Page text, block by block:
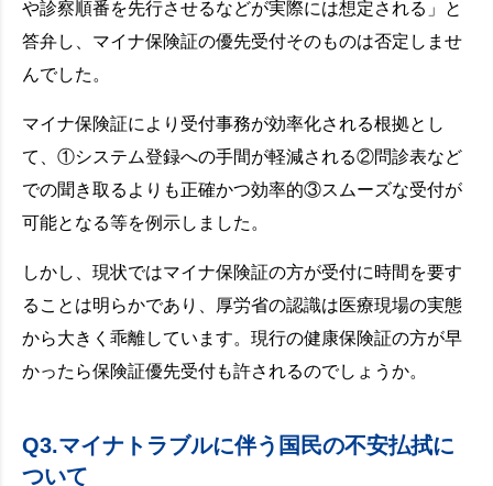
や診察順番を先行させるなどが実際には想定される」と
答弁し、マイナ保険証の優先受付そのものは否定しませ
んでした。
マイナ保険証により受付事務が効率化される根拠とし
て、①システム登録への手間が軽減される②問診表など
での聞き取るよりも正確かつ効率的③スムーズな受付が
可能となる等を例示しました。
しかし、現状ではマイナ保険証の方が受付に時間を要す
ることは明らかであり、厚労省の認識は医療現場の実態
から大きく乖離しています。現行の健康保険証の方が早
かったら保険証優先受付も許されるのでしょうか。
Q3.マイナトラブルに伴う国民の不安払拭に
ついて